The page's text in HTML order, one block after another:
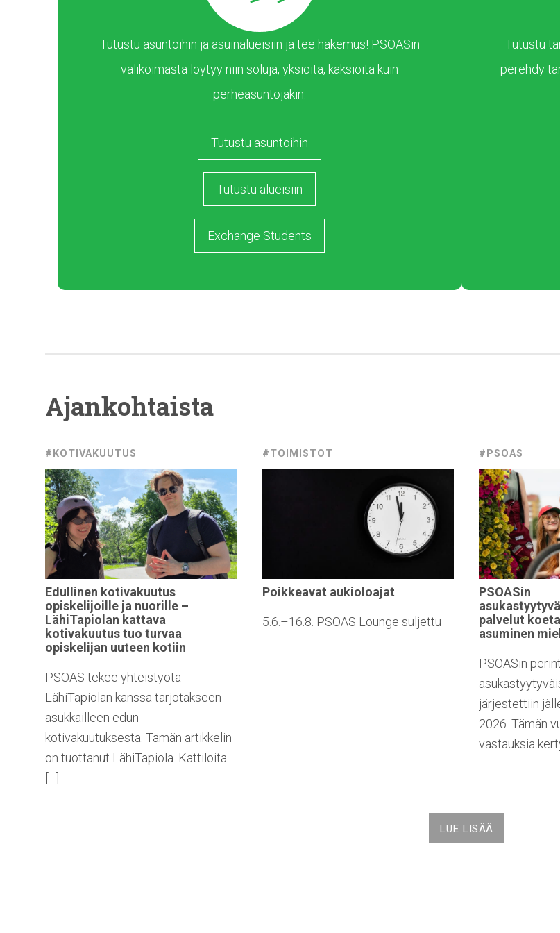
Tutustu asuntoihin ja asuinalueisiin ja tee hakemus! PSOASin
valikoimasta löytyy niin soluja, yksiöitä, kaksioita kuin
perheasuntojakin.
Tutustu asuntoihin
Tutustu alueisiin
Exchange Students
Tutustu
perehdy
Ajankohtaista
#KOTIVAKUUTUS
Edullinen kotivakuutus
opiskelijoille ja nuorille –
LähiTapiolan kattava
kotivakuutustuo turvaa
opiskelijan uuteen kotiin
PSOAS tekee yhteistyötä
LähiTapiolan kanssa tarjotakseen
asukkailleen edun
kotivakuutuksesta. Tämän artikkelin
on tuottanut LähiTapiola. Kattiloita
#TOIMISTOT
Poikkeavat aukioloajat
5.6.–16.8. PSOAS Lounge suljettu
#PSOAS
PSOASin
palvelut
asuminen
PSOASin
järjestettiin
2026. Tämän
vastauksia
LUE LISÄÄ